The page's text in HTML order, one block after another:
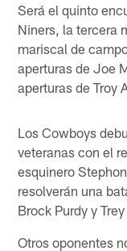
Será el quinto
Niners, la tercera
mariscal de
aperturas de Joe
aperturas de Troy
Los Cowboys
veteranas con el
esquinero
resolverán una
Brock Purdy y
Otros oponentes